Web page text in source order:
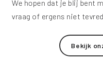
We hopen dat je blij bent
vraag of ergens niet
Bekijk